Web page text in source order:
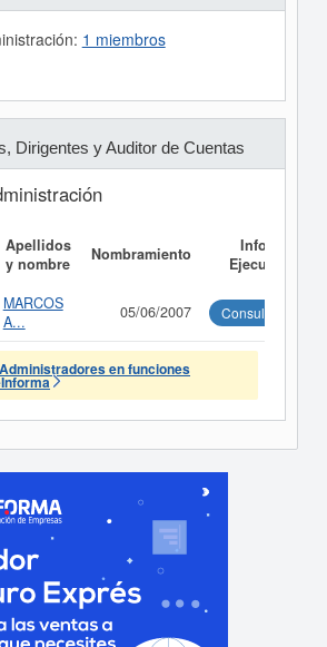
1 miembros
Dirigentes y Auditor de Cuentas
Apellidos
y nombre
Nombramiento
Informe
Ejecutivo
MARCOS
A...
05/06/2007 Consultar
en funciones